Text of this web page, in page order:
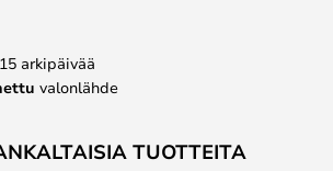
arkipäivää
valonlähde
TUOTTEITA